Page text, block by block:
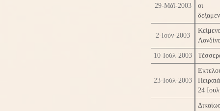
29-Μάϊ-2003
οι
2-Ιούν-2003
10-Ιούλ-2003
23-Ιούλ-2003
24